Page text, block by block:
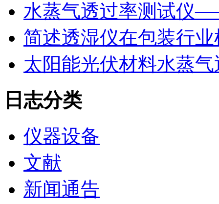
水蒸气透过率测试仪
简述透湿仪在包装行
太阳能光伏材料水蒸
日志分类
仪器设备
文献
新闻通告